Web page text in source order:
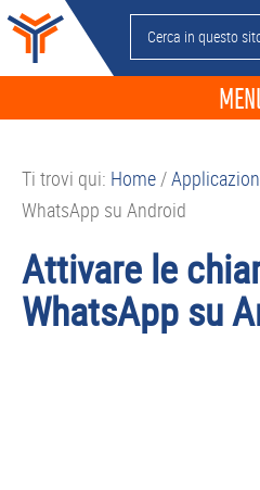
Passa
alla
navigazione
Passa
contenuto
Passa
alla
barra
Passa
piè
Cerca
in
sito
GUIDE
TABLET
Ti trovi qui: Home/
WhatsApp su Android
Attivare le
WhatsApp su